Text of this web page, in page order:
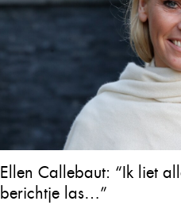
Ellen Callebaut: “Ik liet
berichtje las…”